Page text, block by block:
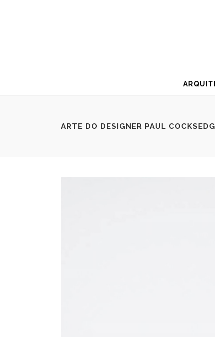
ARTE DO DESIGNER PAUL